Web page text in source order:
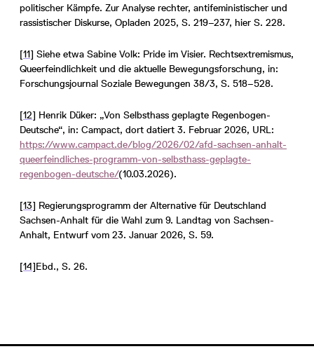
politischer Kämpfe. Zur Analyse rechter, antifeministischer und
rassistischer Diskurse, Opladen 2025, S. 219–237, hier S. 228.
[11] Siehe etwa Sabine Volk: Pride im Visier. Rechtsextremismus,
Queerfeindlichkeit und die aktuelle Bewegungsforschung, in:
Forschungsjournal Soziale Bewegungen 38/3, S. 518–528.
[12] Henrik Düker: „Von Selbsthass geplagte Regenbogen-
Deutsche“, in: Campact, dort datiert 3. Februar 2026, URL:
https://www.campact.de/blog/2026/02/afd-sachsen-anhalt-
queerfeindliches-programm-von-selbsthass-geplagte-
regenbogen-deutsche/(10.03.2026).
[13] Regierungsprogramm der Alternative für Deutschland
Sachsen-Anhalt für die Wahl zum 9. Landtag von Sachsen-
Anhalt, Entwurf vom 23. Januar 2026, S. 59.
[14]Ebd., S. 26.